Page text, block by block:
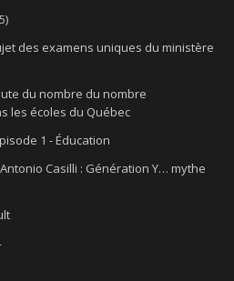
des examens uniques du ministère
du nombre du nombre
les écoles du Québec
1 - Éducation
Casilli : Génération Y… mythe